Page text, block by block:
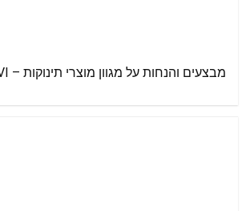
מבצעים והנחות על מגוון מוצרי תינוקות – LOVI לאבי